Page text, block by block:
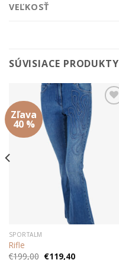
VEĽKOSŤ
SÚVISIACE PRODUKTY
Zľava
40 %
SPORTALM
Rifle
€199,00 Pôvodná
€119,40Aktuálna